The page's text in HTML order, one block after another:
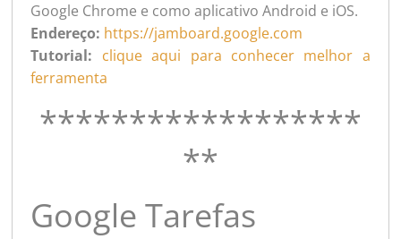
Google Chrome e como aplicativo Android e iOS.
Endereço: https://jamboard.google.com
Tutorial: clique aqui para conhecer melhor a
ferramenta
******************
**
Google Tarefas